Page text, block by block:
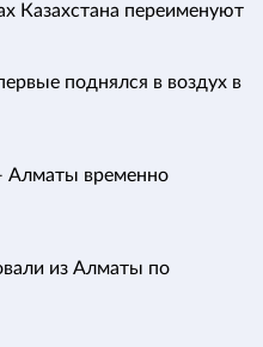
Казахстана переименуют
поднялся в воздух в
Алматы временно
из Алматы по